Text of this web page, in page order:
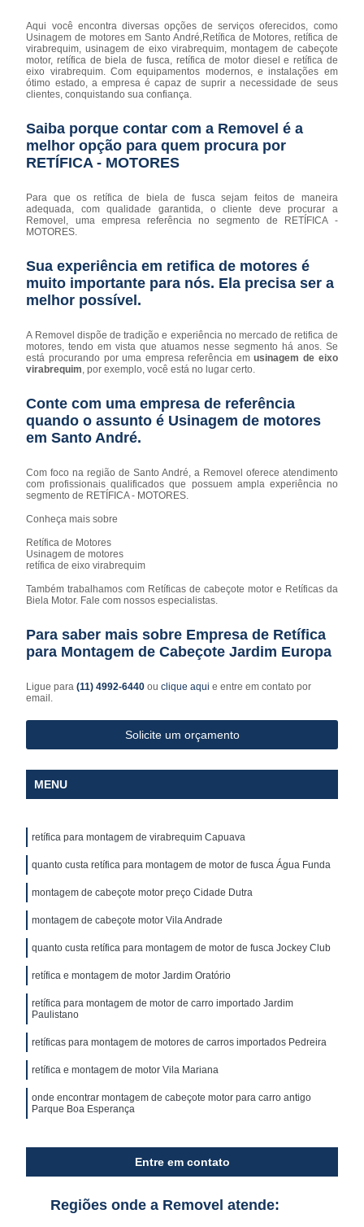
Aqui você encontra diversas opções de serviços oferecidos, como
Usinagem de motores em Santo André,Retífica de Motores, retífica de
virabrequim, usinagem de eixo virabrequim, montagem de cabeçote
motor, retífica de biela de fusca, retífica de motor diesel e retífica de
eixo virabrequim. Com equipamentos modernos, e instalações em
ótimo estado, a empresa é capaz de suprir a necessidade de seus
clientes, conquistando sua confiança.
Saiba porque contar com a Removel é a
melhor opção para quem procura por
RETÍFICA - MOTORES
Para que os retífica de biela de fusca sejam feitos de maneira
adequada, com qualidade garantida, o cliente deve procurar a
Removel, uma empresa referência no segmento de RETÍFICA -
MOTORES.
Sua experiência em retifica de motores é
muito importante para nós. Ela precisa ser a
melhor possível.
A Removel dispõe de tradição e experiência no mercado de retifica de
motores, tendo em vista que atuamos nesse segmento há anos. Se
está procurando por uma empresa referência emusinagem de eixo
virabrequim , por exemplo, você está no lugar certo.
Conte com uma empresa de referência
quando o assunto é Usinagem de motores
em Santo André.
Com foco na região de Santo André, a Removel oferece atendimento
com profissionais qualificados que possuem ampla experiência no
segmento de RETÍFICA - MOTORES.
Conheça mais sobre
Retífica de Motores
Usinagem de motores
retífica de eixo virabrequim
Também trabalhamos com Retíficas de cabeçote motor e Retíficas da
Biela Motor. Fale com nossos especialistas.
Para saber mais sobre Empresa de Retífica
para Montagem de Cabeçote Jardim Europa
Ligue para(11) 4992-6440ouclique aqui e entre em contato por
email.
Solicite um orçamento
MENU
retífica para montagem de virabrequim Capuava
quanto custa retífica para montagem de motor de fusca Água Funda
montagem de cabeçote motor preço Cidade Dutra
montagem de cabeçote motor Vila Andrade
quanto custa retífica para montagem de motor de fusca Jockey Club
retífica e montagem de motor Jardim Oratório
retífica para montagem de motor de carro importado Jardim
Paulistano
retíficas para montagem de motores de carros importados Pedreira
retífica e montagem de motor Vila Mariana
onde encontrar montagem de cabeçote motor para carro antigo
Parque Boa Esperança
Entre em contato
Regiões onde a Removel atende: